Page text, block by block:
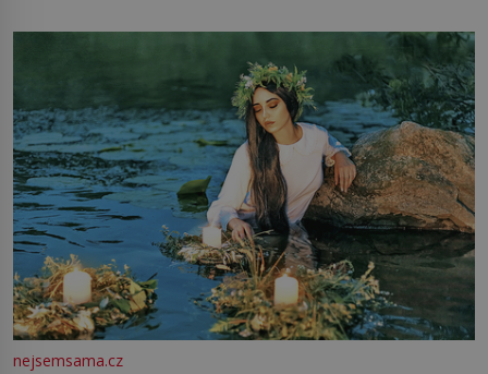
milostpaní. Stačí jenom na sukni,“ zhodnotí švadlena
množství růžového mušelínu. „Ošidili vás, podívejte.“
nejsemsama.cz